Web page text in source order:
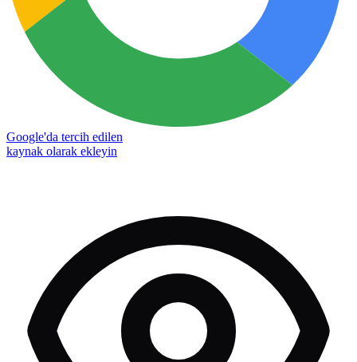
Google'da tercih edilen
kaynak olarak ekleyin